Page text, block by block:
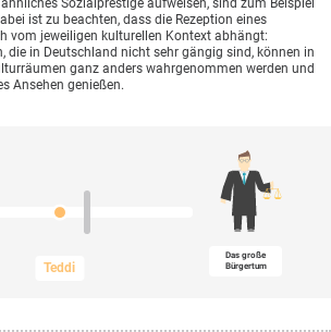
Sozialprestige aufweisen, sind zum Beispiel
ist zu beachten, dass die Rezeption eines
vom jeweiligen kulturellen Kontext abhängt:
die in Deutschland nicht sehr gängig sind, können in
ganz anders wahrgenommen werden und
Ansehen genießen.
Teddi
Das große
Bürgertum